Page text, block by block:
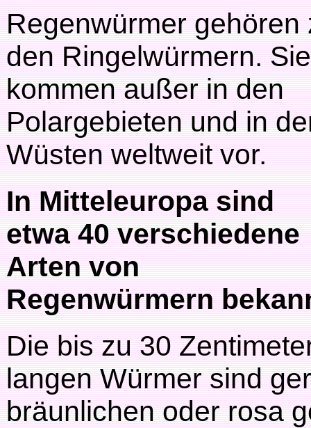
Regenwürmer gehören
den Ringelwürmern. Sie
kommen außer in den
Polargebieten und in
Wüsten weltweit vor.
In Mitteleuropa sind
etwa 40 verschiedene
Arten von
Regenwürmern
Die bis zu 30
langen Würmer sind
bräunlichen oder rosa